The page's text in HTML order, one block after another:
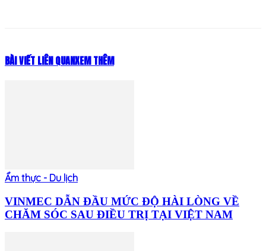
BÀI VIẾT LIÊN QUANXEM THÊM
Ẩm thực - Du lịch
VINMEC DẪN ĐẦU MỨC ĐỘ HÀI LÒNG VỀ
CHĂM SÓC SAU ĐIỀU TRỊ TẠI VIỆT NAM